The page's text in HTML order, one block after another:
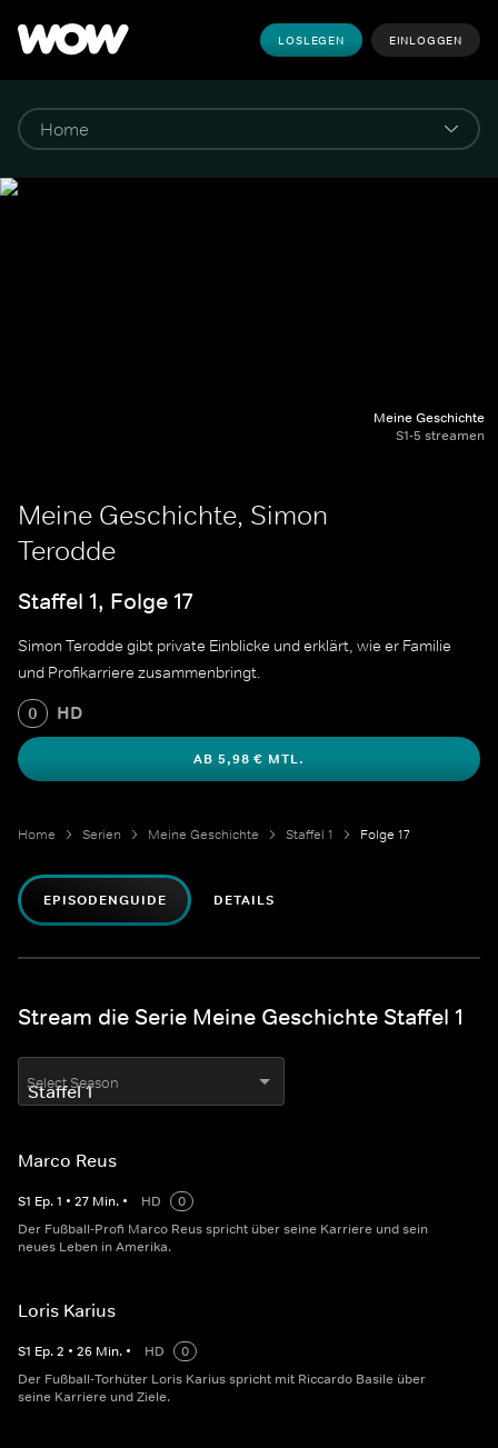
LOSLEGEN EINLOGGEN
Meine Geschichte
S1-5 streamen
Meine Geschichte, Simon
Terodde
Staffel 1, Folge 17
Simon Terodde gibt private Einblicke und erklärt, wie er Familie
und Profikarriere zusammenbringt.
0 HD
AB 5,98 € MTL.
Home Serien Meine Geschichte Staffel 1 Folge 17
EPISODENGUIDE DETAILS
Stream die Serie Meine Geschichte Staffel 1
Select Season
Marco Reus
S1 Ep.1 • 27 Min. • HD
0
Der Fußball-Profi Marco Reus spricht über seine Karriere und sein
neues Leben in Amerika.
Loris Karius
S1 Ep.2 • 26 Min. • HD
0
Der Fußball-Torhüter Loris Karius spricht mit Riccardo Basile über
seine Karriere und Ziele.